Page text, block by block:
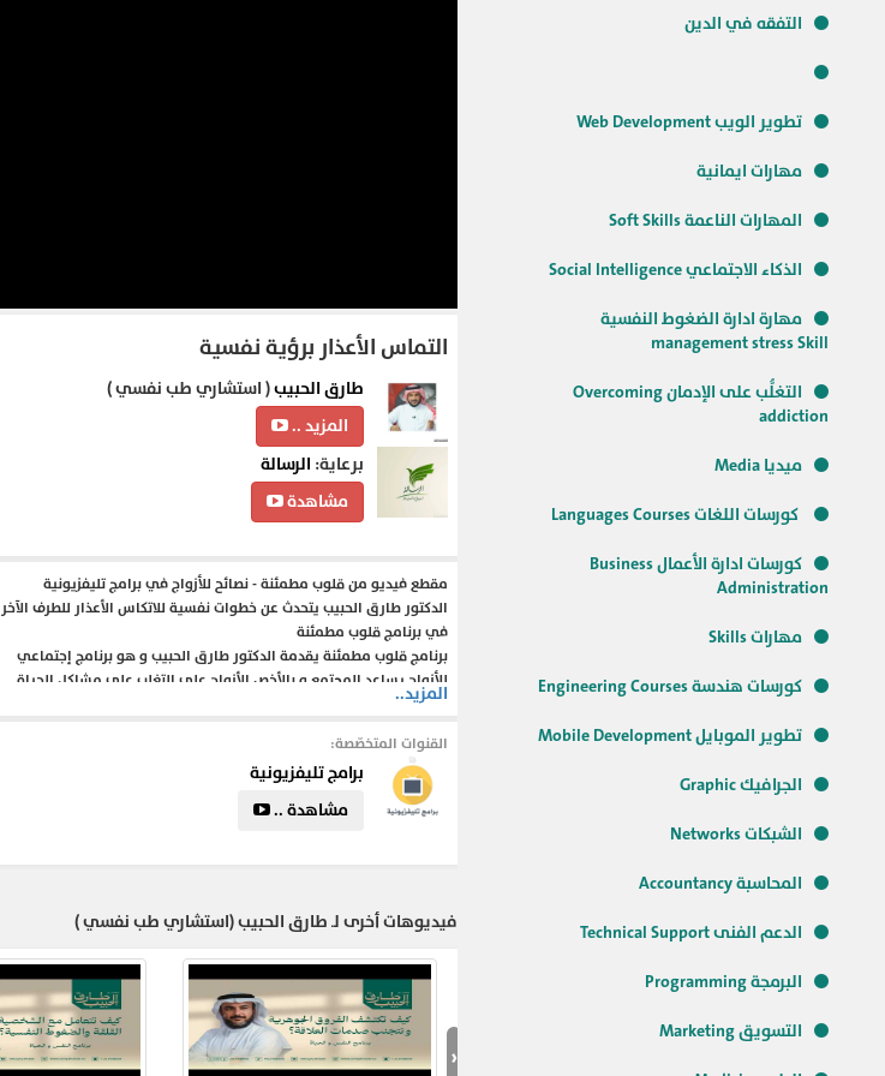
التفقه في الدين
تطوير الويب Web Development
مهارات ايمانية
المهارات الناعمة Soft Skills
الذكاء الاجتماعي Social Intelligence
مهارة ادارة الضغوط النفسية
management stress Skill
التغلُّب على الإدمان Overcoming
addiction
ميديا Media
كورسات اللغات Languages Courses
كورسات ادارة الأعمال Business
Administration
مهارات Skills
كورسات هندسة Engineering Courses
تطوير الموبايل Mobile Development
الجرافيك Graphic
الشبكات Networks
المحاسبة Accountancy
الدعم الفنى Technical Support
البرمجة Programming
التسويق Marketing
التماس الأعذار برؤية نفسية
طارق الحبيب( استشاري طب نفسي )
المزيد ..
برعاية: الرسالة
مشاهدة
مقطع فيديو من قلوب مطمئنة - نصائح للأزواج في برامج تليفزيونية
الدكتور طارق الحبيب يتحدث عن خطوات نفسية للاتكاس الأعذار للطرف الآخر
في برنامج قلوب مطمئنة
برنامج قلوب مطمئنة يقدمة الدكتور طارق الحبيب و هو برنامج إجتماعي
للأزواج يساعد المجتمع و بالأخص الأزواج على التغلب على مشاكل الحياة
اليومية الأسرية و المعتقدات السائدة و تغير النظرة السلبية للأشياء و
#الحياة_الزوجية #نصائح_للأزواج
المزيد..
القنوات المتخصّصة:
برامج تليفزيونية
مشاهدة ..
فيديوهات أخرى لـ طارق الحبيب (استشاري طب نفسي )
‹